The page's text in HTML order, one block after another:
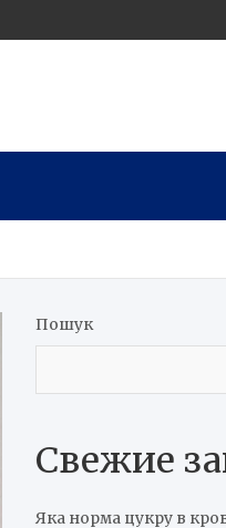
Пошук
Свежие
Яка норма цукру в